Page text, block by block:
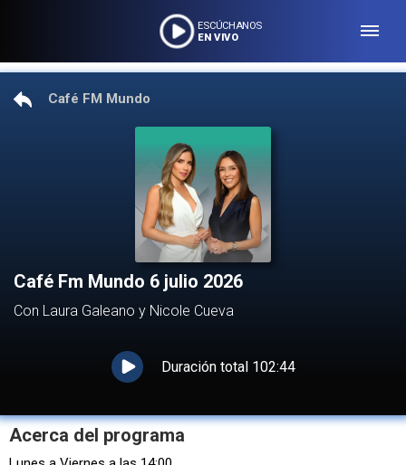
ESCÚCHANOS
EN VIVO
Café FM Mundo
Duración total 102:44
Café Fm Mundo 6 julio 2026
Con Laura Galeano y Nicole Cueva
Acerca del programa